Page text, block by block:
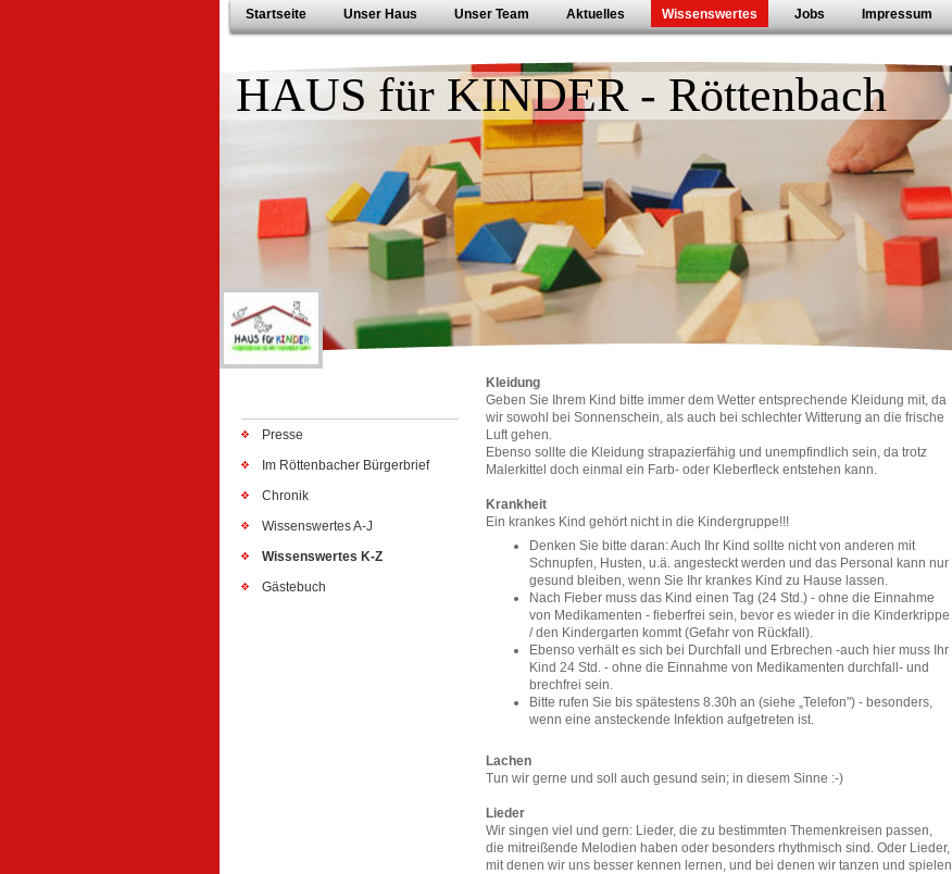
Startseite Unser Haus Unser Team Aktuelles Wissenswertes Jobs Impressum
HAUS für KINDER - Röttenbach
Presse
Im Röttenbacher Bürgerbrief
Chronik
Wissenswertes A-J
Wissenswertes K-Z
Gästebuch
Kleidung
Geben Sie Ihrem Kind bitte immer dem Wetter entsprechende Kleidung mit, da
wir sowohl bei Sonnenschein, als auch bei schlechter Witterung an die frische
Luft gehen.
Ebenso sollte die Kleidung strapazierfähig und unempfindlich sein, da trotz
Malerkittel doch einmal ein Farb- oder Kleberfleck entstehen kann.
Krankheit
Ein krankes Kind gehört nicht in die Kindergruppe!!!
Denken Sie bitte daran: Auch Ihr Kind sollte nicht von anderen mit
Schnupfen, Husten, u.ä. angesteckt werden und das Personal kann nur
gesund bleiben, wenn Sie Ihr krankes Kind zu Hause lassen.
Nach Fieber muss das Kind einen Tag (24 Std.) - ohne die Einnahme
von Medikamenten - fieberfrei sein, bevor es wieder in die Kinderkrippe
/ den Kindergarten kommt (Gefahr von Rückfall).
Ebenso verhält es sich bei Durchfall und Erbrechen -auch hier muss Ihr
Kind 24 Std. - ohne die Einnahme von Medikamenten durchfall- und
brechfrei sein.
Bitte rufen Sie bis spätestens 8.30h an (siehe „Telefon") - besonders,
wenn eine ansteckende Infektion aufgetreten ist.
Lachen
Tun wir gerne und soll auch gesund sein; in diesem Sinne :-)
Lieder
Wir singen viel und gern: Lieder, die zu bestimmten Themenkreisen passen,
die mitreißende Melodien haben oder besonders rhythmisch sind. Oder Lieder,
mit denen wir uns besser kennen lernen, und bei denen wir tanzen und spielen